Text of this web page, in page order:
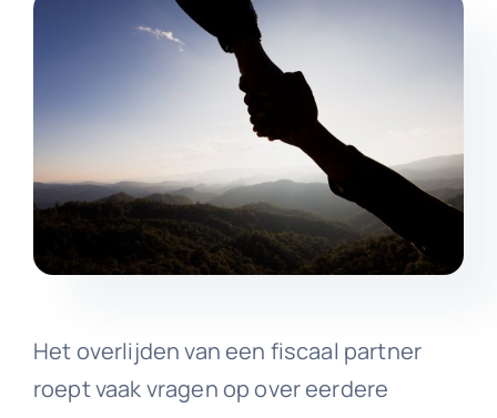
Het overlijden van een fiscaal partner
roept vaak vragen op over eerdere